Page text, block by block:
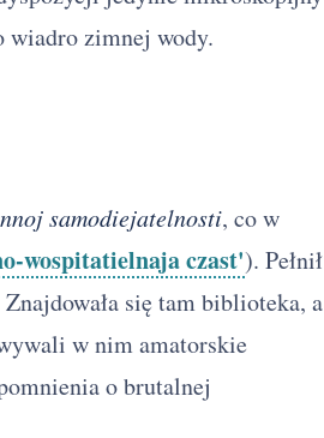
wiadro zimnej wody.
samodiejatelnosti, co w
wospitatielnaja czast'). Pełnił
się tam biblioteka, a
w nim amatorskie
o brutalnej